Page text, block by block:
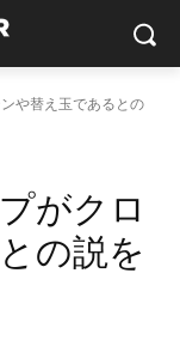
や替え玉であるとの
がクロ
の説を